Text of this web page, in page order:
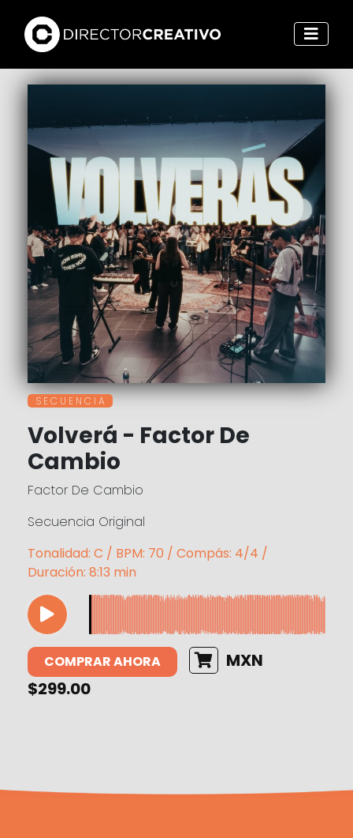
S E C U E N C I A
Volverá - Factor De
Cambio
Factor De Cambio
Secuencia Original
Tonalidad: C / BPM: 70 / Compás: 4/4 /
Duración: 8:13 min
COMPRAR AHORA
MXN
$299.00